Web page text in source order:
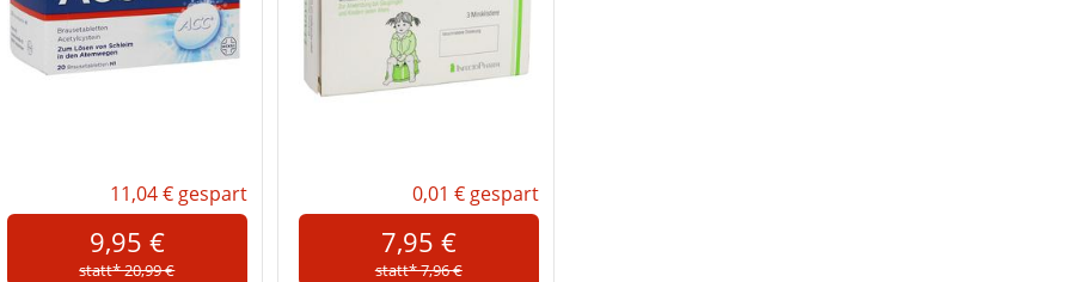
11,04 € gespart
9,95 €
statt* 20,99 €
0,01 € gespart
7,95 €
statt* 7,96 €